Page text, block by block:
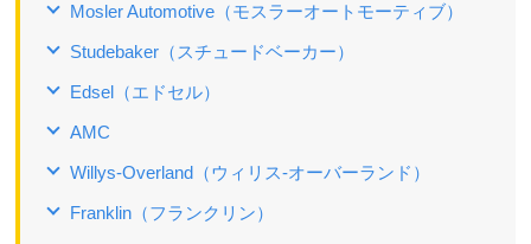
Mosler Automotive（モスラーオートモーティブ）
Studebaker（スチュードベーカー）
Edsel（エドセル）
AMC
Willys-Overland（ウィリス‐オーバーランド）
Franklin（フランクリン）